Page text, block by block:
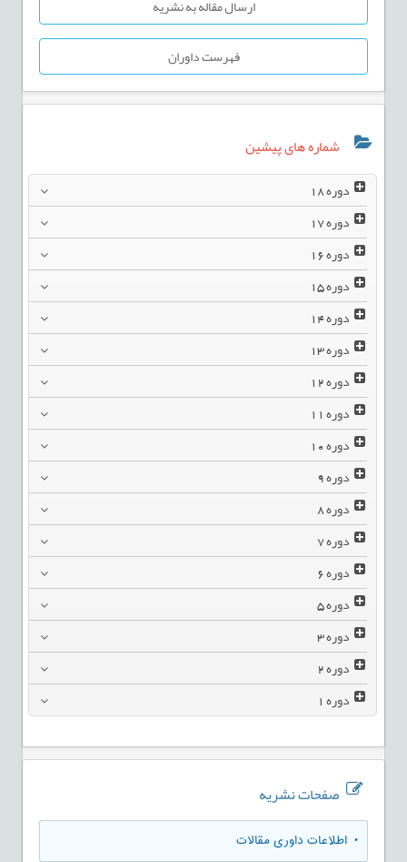
ارسال مقاله به نشریه
فهرست داوران
شماره های پیشین
دوره18
دوره17
دوره16
دوره15
دوره14
دوره13
دوره12
دوره11
دوره10
دوره9
دوره8
دوره7
دوره6
دوره5
دوره3
دوره2
دوره1
صفحات نشریه
• اطلاعات داوری مقالات